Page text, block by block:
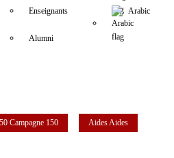
Enseignants
Alumni
Arabic
Campagne 150 AidesAides